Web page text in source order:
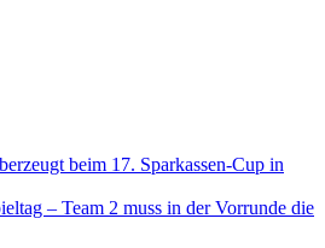
beim 17. Sparkassen-Cup in
– Team 2 muss in der Vorrunde die